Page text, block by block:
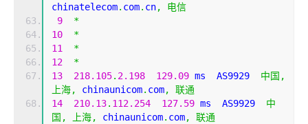
chinatelecom. com. cn,
电信
9
*
10
*
11
*
12
*
13
218.105. 2.198 129.09 ms  AS9929 中国,
上海,
chinaunicom. com,
联通
14
210.13. 112.254 127.59 ms  AS9929 中
国,
上海, chinaunicom. com,
联通